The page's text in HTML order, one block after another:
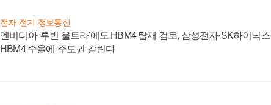
전자·전기·정보통신
엔비디아 '루빈 울트라'에도 HBM4 탑재 검토, 삼성전자·SK하이닉스
HBM4 수율에 주도권 갈린다